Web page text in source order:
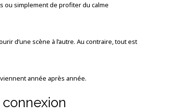
ou simplement de profiter du calme
d’une scène à l’autre. Au contraire, tout est
année après année.